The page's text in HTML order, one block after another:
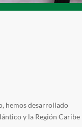
hemos desarrollado
y la Región Caribe